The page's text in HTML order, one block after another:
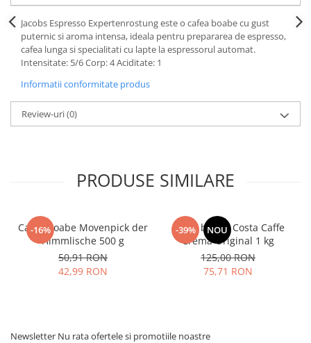
Jacobs Espresso Expertenrostung este o cafea boabe cu gust
puternic si aroma intensa, ideala pentru prepararea de espresso,
cafea lunga si specialitati cu lapte la espressorul automat.
Intensitate: 5/6 Corp: 4 Aciditate: 1
Informatii conformitate produs
Review-uri(0)
PRODUSE SIMILARE
-16%
Cafea boabe Movenpick der
Himmlische 500 g
50,91 RON
42,99 RON
-39% NOU
Cafea boabe Costa Caffe
Crema Original 1 kg
125,00 RON
75,71 RON
Newsletter Nu rata ofertele si promotiile noastre